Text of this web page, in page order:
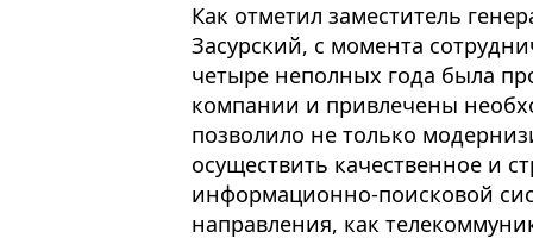
Как отметил заместитель
Засурский, с момента
четыре неполных года была
компании и привлечены
позволило не только
осуществить качественное и
информационно-поисковой
направления, как